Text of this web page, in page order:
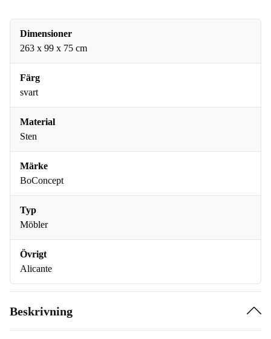
Dimensioner
263 x 99 x 75 cm
Färg
svart
Material
Sten
Märke
BoConcept
Typ
Möbler
Övrigt
Alicante
Beskrivning